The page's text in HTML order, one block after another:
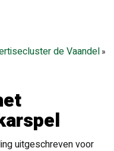
de Vaandel»
uitgeschreven voor